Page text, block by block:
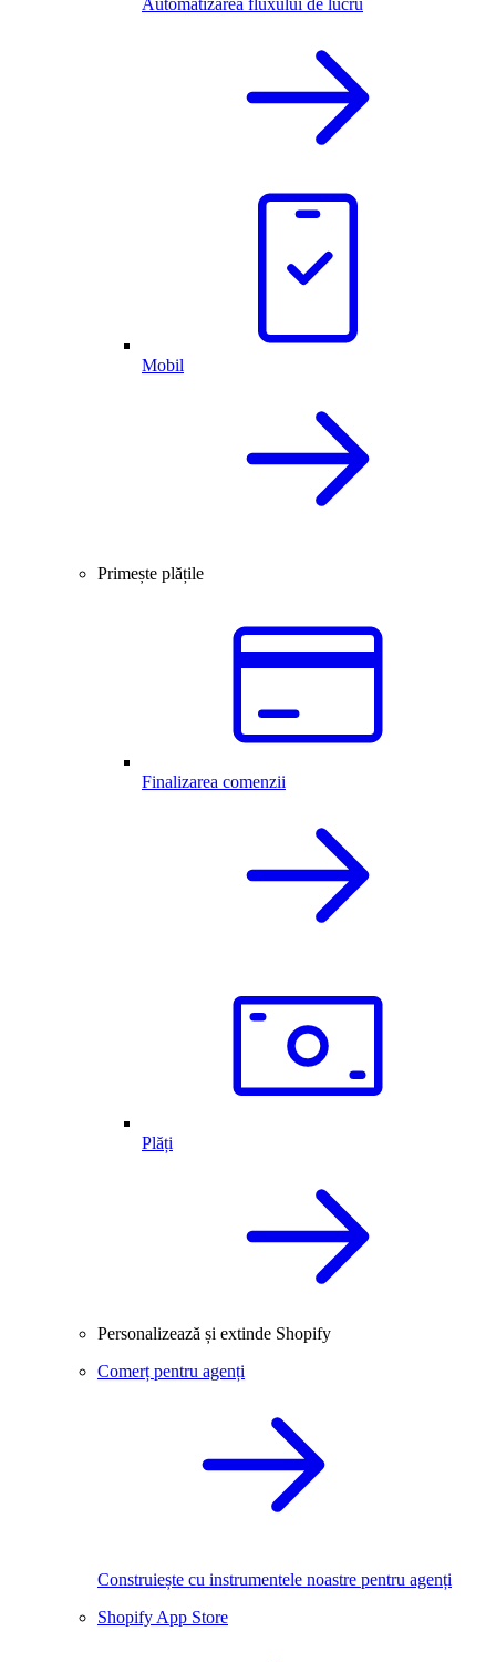
Automatizarea fluxului de lucru
Mobil
Primește plățile
Finalizarea comenzii
Plăți
Personalizează și extinde Shopify
Comerț pentru agenți
Construiește cu instrumentele noastre pentru agenți
Shopify App Store